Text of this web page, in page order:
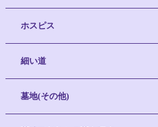
ホスピス
細い道
墓地(その他)